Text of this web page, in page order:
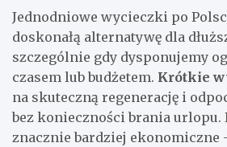
Jednodniowe wycieczki po
doskonałą alternatywę dla
szczególnie gdy dysponujemy
czasem lub budżetem. Krótkie
na skuteczną regenerację i
bez konieczności brania urlopu.
znacznie bardziej ekonomiczne